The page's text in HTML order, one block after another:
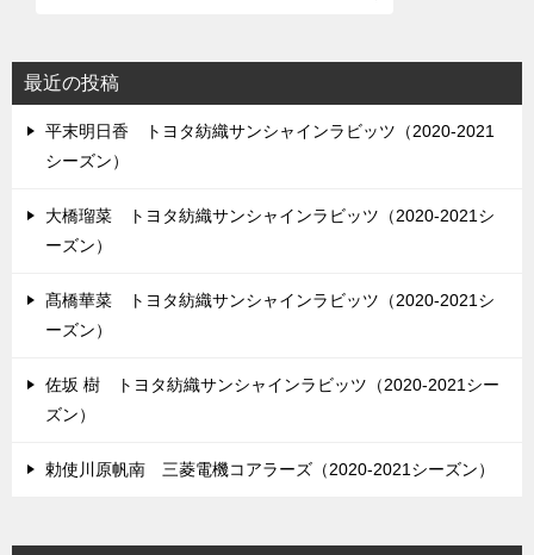
最近の投稿
平末明日香 トヨタ紡織サンシャインラビッツ（2020-2021
シーズン）
大橋瑠菜 トヨタ紡織サンシャインラビッツ（2020-2021シ
ーズン）
髙橋華菜 トヨタ紡織サンシャインラビッツ（2020-2021シ
ーズン）
佐坂 樹 トヨタ紡織サンシャインラビッツ（2020-2021シー
ズン）
勅使川原帆南 三菱電機コアラーズ（2020-2021シーズン）